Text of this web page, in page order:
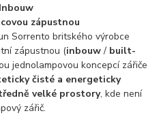
zápustnou
Sorrento britského výrobce
zápustnou (inbouw/ built-
jednolampovou koncepcí zářiče
čisté a energeticky
velké prostory, kde není
zářič.